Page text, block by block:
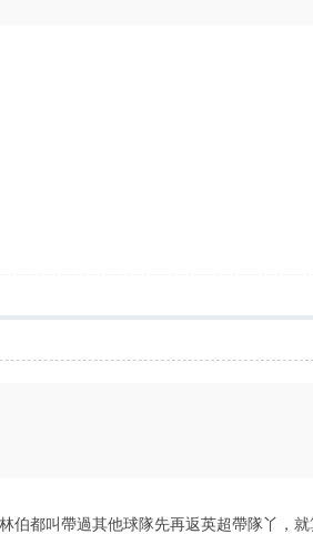
伯都叫帶過其他球隊先再返英超帶隊丫，